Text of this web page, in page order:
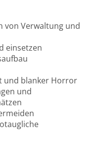
von Verwaltung und
einsetzen
und blanker Horror
und